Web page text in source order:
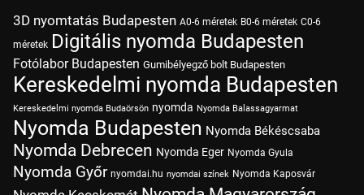
3D nyomtatás Budapesten A0-6 méretek B0-6 méretek C0-6
méretek Digitális nyomda Budapesten
Fotólabor Budapesten Gumibélyegző bolt Budapesten
Kereskedelmi nyomda Budapesten
Kereskedelmi nyomda Budaörsön nyomda Nyomda Balassagyarmat
Nyomda Budapesten Nyomda Békéscsaba
Nyomda Debrecen Nyomda Eger Nyomda Gyula
Nyomda Győr nyomdai.hu nyomdai színek Nyomda Kaposvár